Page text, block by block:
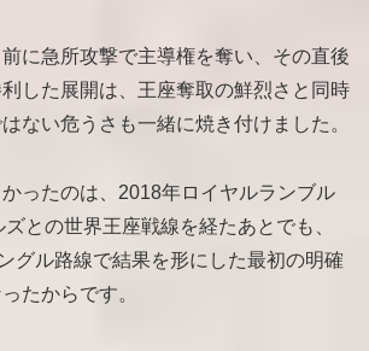
に急所攻撃で主導権を奪い、その直後
した展開は、王座奪取の鮮烈さと同時
ない危うさも一緒に焼き付けました。
ったのは、2018年ロイヤルランブル
との世界王座戦線を経たあとでも、
グル路線で結果を形にした最初の明確
たからです。